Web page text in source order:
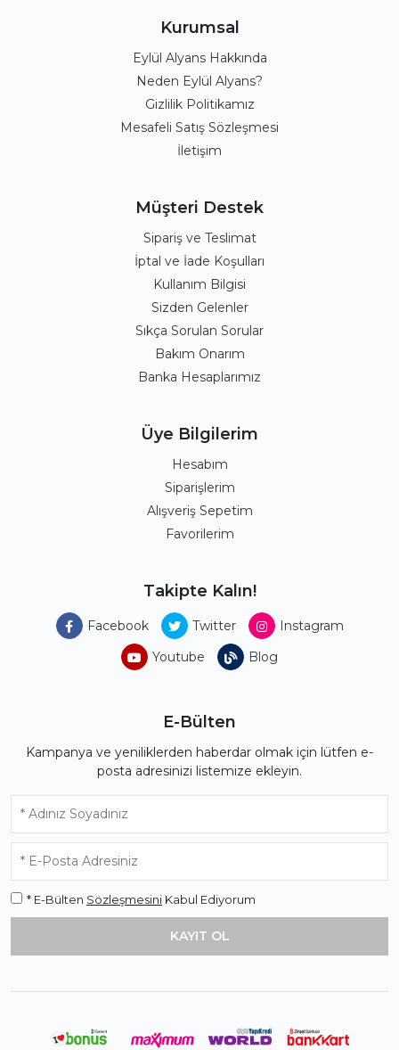
Kurumsal
Eylül Alyans Hakkında
Neden Eylül Alyans?
Gizlilik Politikamız
Mesafeli Satış Sözleşmesi
İletişim
Müşteri Destek
Sipariş ve Teslimat
İptal ve İade Koşulları
Kullanım Bilgisi
Sizden Gelenler
Sıkça Sorulan Sorular
Bakım Onarım
Banka Hesaplarımız
Üye Bilgilerim
Hesabım
Siparişlerim
Alışveriş Sepetim
Favorilerim
Takipte Kalın!
Facebook Twitter
Instagram
Youtube
Blog
E-Bülten
Kampanya ve yeniliklerden haberdar olmak için lütfen e-
posta adresinizi listemize ekleyin.
* E-Bülten Sözleşmesini Kabul Ediyorum